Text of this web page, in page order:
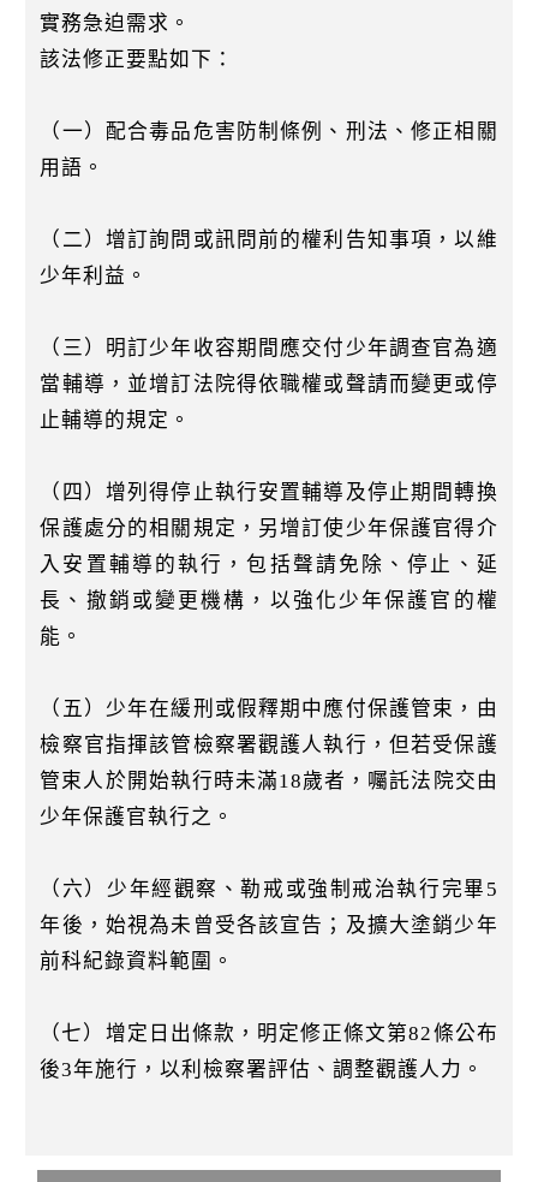
實務急迫需求。
該法修正要點如下：
（一）配合毒品危害防制條例、刑法、修正相關
用語。
（二）增訂詢問或訊問前的權利告知事項，以維
少年利益。
（三）明訂少年收容期間應交付少年調查官為適
當輔導，並增訂法院得依職權或聲請而變更或停
止輔導的規定。
（四）增列得停止執行安置輔導及停止期間轉換
保護處分的相關規定，另增訂使少年保護官得介
入安置輔導的執行，包括聲請免除、停止、延
長、撤銷或變更機構，以強化少年保護官的權
能。
（五）少年在緩刑或假釋期中應付保護管束，由
檢察官指揮該管檢察署觀護人執行，但若受保護
管束人於開始執行時未滿18歲者，囑託法院交由
少年保護官執行之。
（六）少年經觀察、勒戒或強制戒治執行完畢5
年後，始視為未曾受各該宣告；及擴大塗銷少年
前科紀錄資料範圍。
（七）增定日出條款，明定修正條文第82條公布
後3年施行，以利檢察署評估、調整觀護人力。